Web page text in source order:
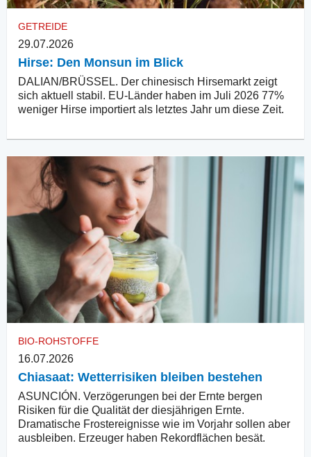
GETREIDE
29.07.2026
Hirse: Den Monsun im Blick
DALIAN/BRÜSSEL. Der chinesisch Hirsemarkt zeigt
sich aktuell stabil. EU-Länder haben im Juli 2026 77%
weniger Hirse importiert als letztes Jahr um diese Zeit.
BIO-ROHSTOFFE
16.07.2026
Chiasaat: Wetterrisiken bleiben bestehen
ASUNCIÓN. Verzögerungen bei der Ernte bergen
Risiken für die Qualität der diesjährigen Ernte.
Dramatische Frostereignisse wie im Vorjahr sollen aber
ausbleiben. Erzeuger haben Rekordflächen besät.